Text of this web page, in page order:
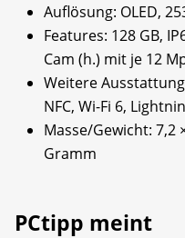
Auflösung: OLED,
Features: 128 GB,
Cam (h.) mit je 12
Weitere
NFC, Wi-Fi 6,
Masse/Gewicht: 7,2
Gramm
PCtipp meint